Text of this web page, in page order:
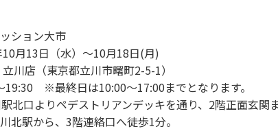
ション大市
月13日（水）～10月18日(月)
川店（東京都立川市曙町2-5-1）
19:30 ※最終日は10:00～17:00までとなります。
北口よりペデストリアンデッキを通り、2階正面玄関
北駅から、3階連絡口へ徒歩1分。